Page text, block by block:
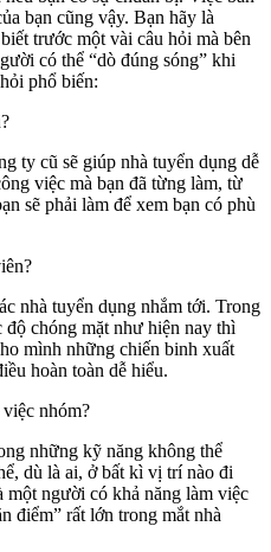
bạn cũng vậy. Bạn hãy là
trước một vài câu hỏi mà bên
có thể “dò đúng sóng” khi
phổ biến:
ty cũ sẽ giúp nhà tuyển dụng dễ
việc mà bạn đã từng làm, từ
sẽ phải làm để xem bạn có phù
nhà tuyển dụng nhắm tới. Trong
chóng mặt như hiện nay thì
mình những chiến binh xuất
hoàn toàn dễ hiểu.
nhóm?
những kỹ năng không thể
dù là ai, ở bất kì vị trí nào đi
người có khả năng làm việc
điểm” rất lớn trong mắt nhà